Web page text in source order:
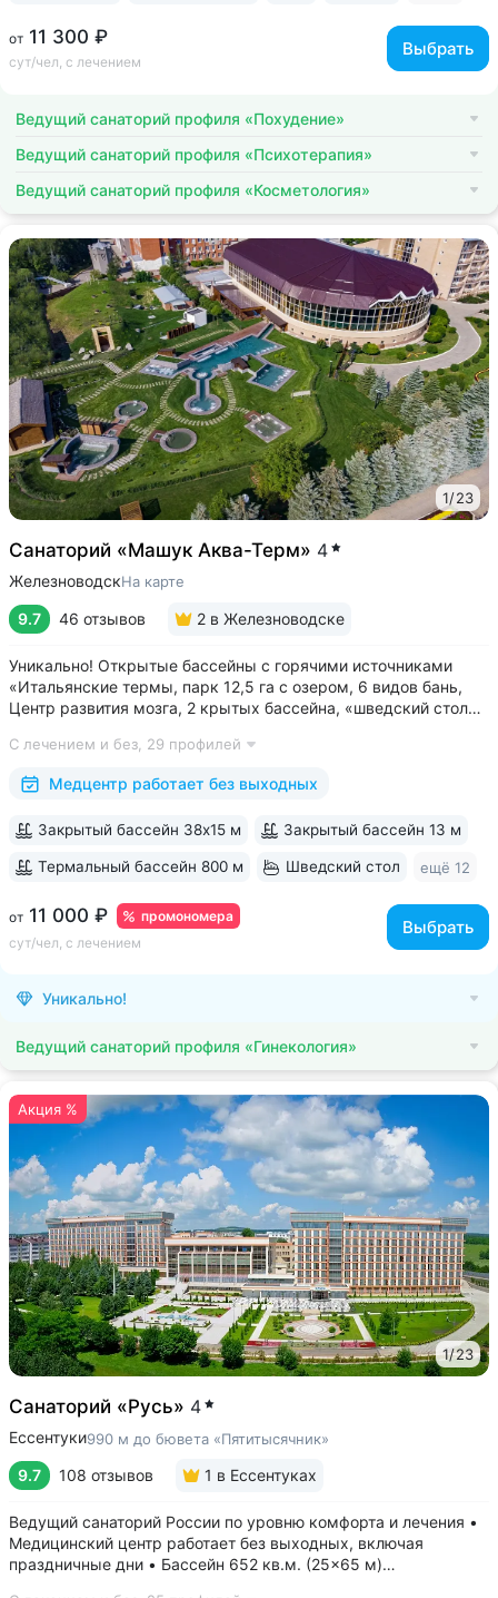
от 11 300 ₽
сут/чел, с лечением
Выбрать
Ведущий санаторий профиля «Похудение»
Ведущий санаторий профиля «Психотерапия»
Ведущий санаторий профиля «Косметология»
1/23
Санаторий «Машук Аква-Терм» 4
ЖелезноводскНа карте
9.7 46 отзывов 2 в Железноводске
Уникально! Открытые бассейны с горячими источниками
«Итальянские термы, парк 12,5 га с озером, 6 видов бань,
Центр развития мозга, 2 крытых бассейна, «шведский стол»
большой спа-комплекс, вода «Легенда Кавказа» •
Расположен в уединенном...
С лечением и без, 29 профилей
Медцентр работает без выходных
промономера
от 11 000 ₽
сут/чел, с лечением
Выбрать
Закрытый бассейн 38х15 м Закрытый бассейн 13 м
Термальный бассейн 800 м Шведский стол ещё 12
Уникально!
Ведущий санаторий профиля «Гинекология»
Акция %
1/23
Санаторий «Русь» 4
Ессентуки990 м до бювета «Пятитысячник»
9.7 108 отзывов 1 в Ессентуках
Ведущий санаторий России по уровню комфорта и лечения •
Медицинский центр работает без выходных, включая
праздничные дни • Бассейн 652 кв.м. (25×65 м)